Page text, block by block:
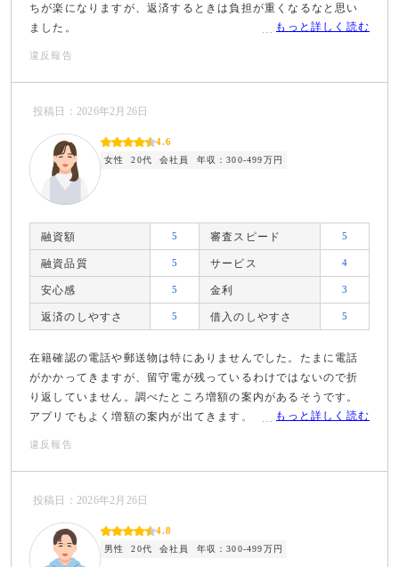
ちが楽になりますが、返済するときは負担が重くなるなと思い
ました。
もっと詳しく読む
違反報告
投稿日：2026年2月26日
4.6
女性 20代 会社員 年収：300-499万円
融資額 5 審査スピード 5
融資品質 5 サービス 4
安心感 5 金利 3
返済のしやすさ 5 借入のしやすさ 5
在籍確認の電話や郵送物は特にありませんでした。たまに電話
がかかってきますが、留守電が残っているわけではないので折
り返していません。調べたところ増額の案内があるそうです。
アプリでもよく増額の案内が出てきます。
もっと詳しく読む
違反報告
投稿日：2026年2月26日
4.8
男性 20代 会社員 年収：300-499万円